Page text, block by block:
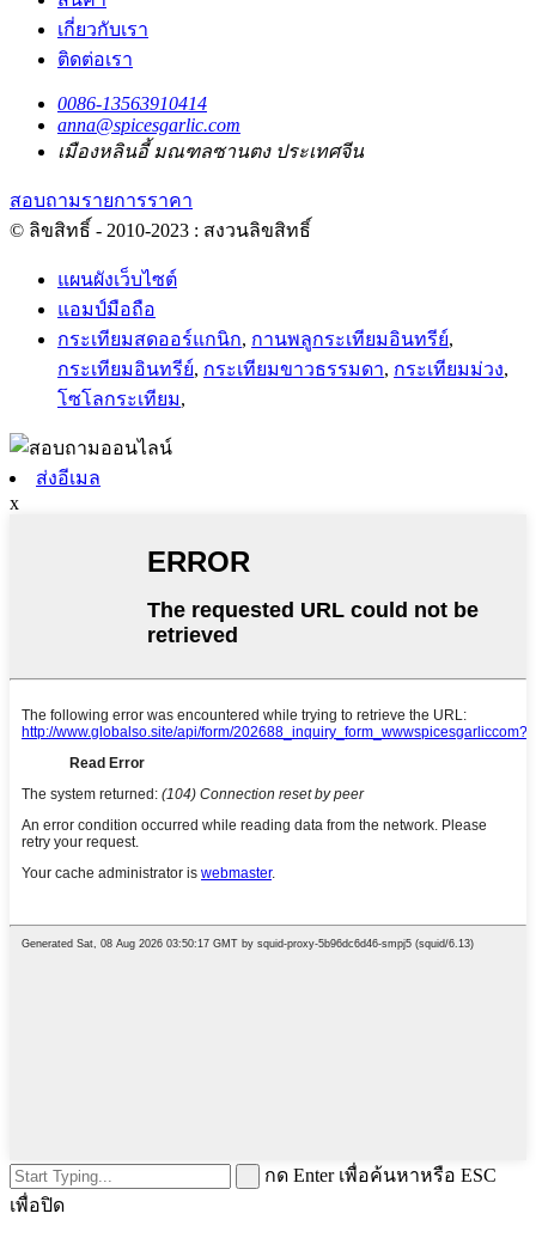
เกี่ยวกับเรา
ติดต่อเรา
0086-13563910414
anna@spicesgarlic.com
เมืองหลินอี้ มณฑลซานตง ประเทศจีน
สอบถามรายการราคา
© ลิขสิทธิ์ - 2010-2023 : สงวนลิขสิทธิ์
แผนผังเว็บไซต์
แอมป์มือถือ
กระเทียมสดออร์แกนิก, กานพลูกระเทียมอินทรีย์,
กระเทียมอินทรีย์, กระเทียมขาวธรรมดา, กระเทียมม่วง,
โซโลกระเทียม,
ส่งอีเมล
x
กด Enter เพื่อค้นหาหรือ ESC
เพื่อปิด